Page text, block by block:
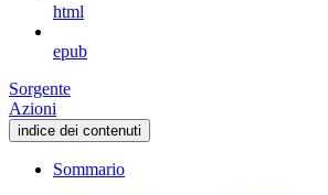
html
epub
Sorgente
Azioni
indice dei contenuti
Sommario